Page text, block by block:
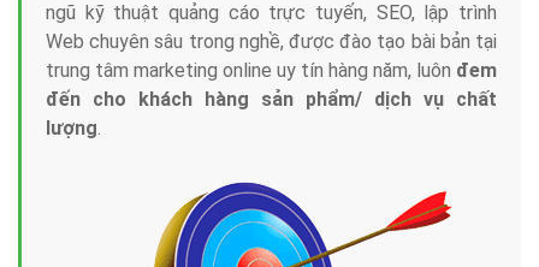
ngũ kỹ thuật quảng cáo trực tuyến, SEO, lập trình
Web chuyên sâu trong nghề, được đào tạo bài bản tại
trung tâm marketing online uy tín hàng năm, luôn đem
đến cho khách hàng sản phẩm/ dịch vụ chất
lượng.